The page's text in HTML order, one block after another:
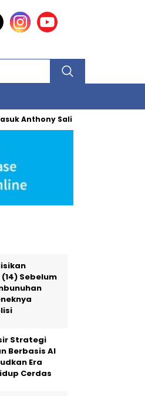
Salim, Prabowo Subianto
(14) Sebelum
Strategi
Berbasis AI
Era
Cerdas